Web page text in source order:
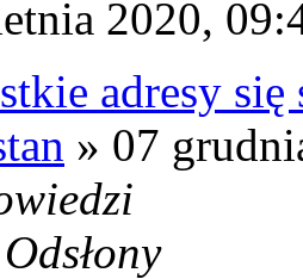
2020,
adresy
» 07
Odsłony